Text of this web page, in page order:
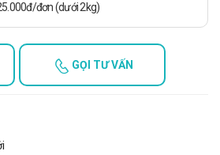
đơn (dưới 2kg)
GỌI TƯ VẤN